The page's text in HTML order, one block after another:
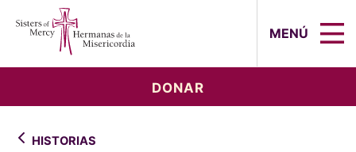
MENÚ
DONAR
HISTORIAS